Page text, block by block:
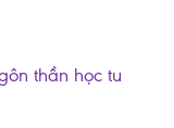
thần học tu